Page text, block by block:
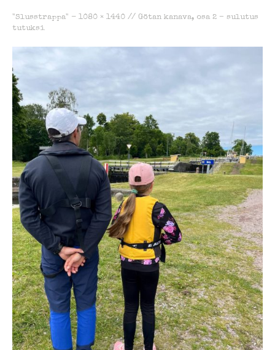
"Slusstrappa" - 1080 × 1440 // Götan kanava, osa 2 – sulutus
tutuksi